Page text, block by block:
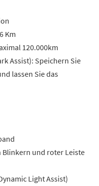
Km
120.000km
Assist): Speichern Sie
lassen Sie das
Blinkern und roter Leiste
Light Assist)